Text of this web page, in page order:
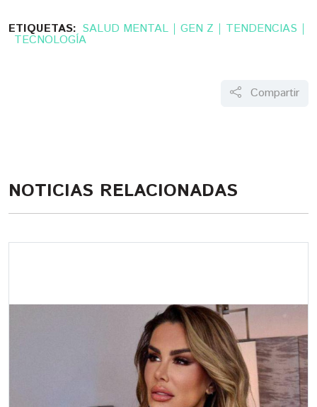
ETIQUETAS: SALUD MENTAL GEN Z TENDENCIAS
TECNOLOGÍA
Compartir
NOTICIAS RELACIONADAS